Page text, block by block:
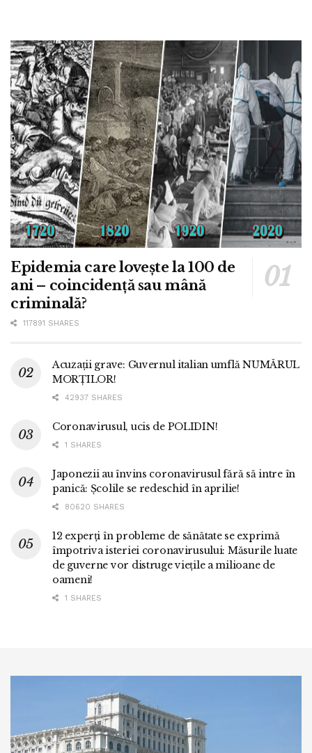
Epidemia care lovește la 100 de
ani – coincidență sau mână
criminală?
117891 SHARES
Acuzații grave: Guvernul italian umflă NUMĂRUL
MORȚILOR!
42937 SHARES
Coronavirusul, ucis de POLIDIN!
1 SHARES
Japonezii au învins coronavirusul fără să intre în
panică: Școlile se redeschid în aprilie!
80620 SHARES
12 experți în probleme de sănătate se exprimă
împotriva isteriei coronavirusului: Măsurile luate
de guverne vor distruge viețile a milioane de
oameni!
1 SHARES